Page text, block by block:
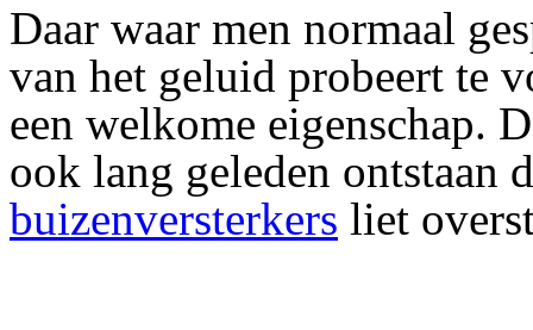
Daar waar men normaal
van het geluid probeert te
een welkome eigenschap.
ook lang geleden ontstaan
buizenversterkers liet